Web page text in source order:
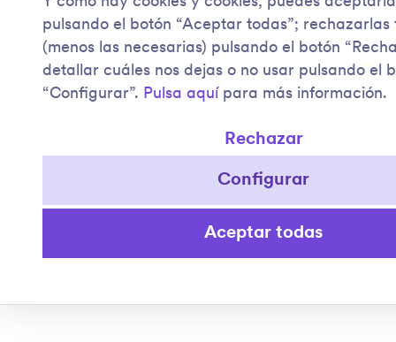
pulsando el botón “Aceptar todas”; rechazarlas
(menos las necesarias) pulsando el botón
detallar cuáles nos dejas o no usar pulsando el
“Configurar”. Pulsa aquí para más información.
Rechazar
Configurar
Aceptar todas